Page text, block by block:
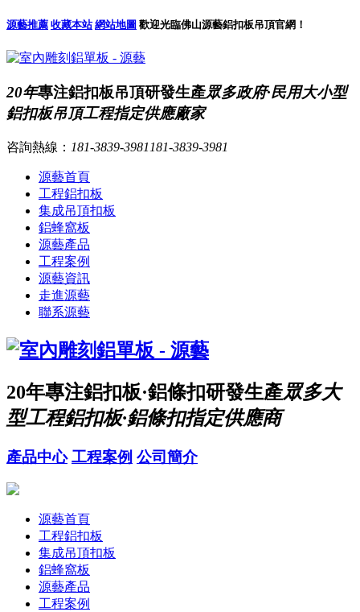
源藝推薦 收藏本站 網站地圖 歡迎光臨佛山源藝鋁扣板吊頂官網！
20年專注鋁扣板吊頂研發生產眾多政府·民用大小型
鋁扣板吊頂工程指定供應廠家
咨詢熱線： 181-3839-3981 181-3839-3981
源藝首頁
工程鋁扣板
集成吊頂扣板
鋁蜂窩板
源藝產品
工程案例
源藝資訊
走進源藝
聯系源藝
20年專注鋁扣板·鋁條扣研發生產眾多大
型工程鋁扣板·鋁條扣指定供應商
產品中心 工程案例 公司簡介
源藝首頁
工程鋁扣板
集成吊頂扣板
鋁蜂窩板
源藝產品
工程案例